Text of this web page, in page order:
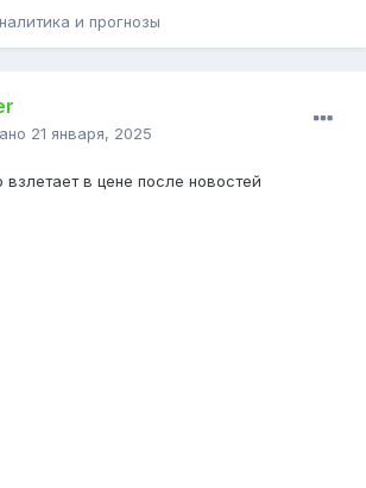
и прогнозы
21 января, 2025
взлетает в цене после новостей